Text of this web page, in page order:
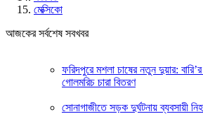
মেক্সিকো
আজকের সর্বশেষ সবখবর
ফরিদপুরে মশলা চাষের নতুন দুয়ার:
গোলমরিচ চারা বিতরণ
সোনাগাজীতে সড়ক দুর্ঘটনায় ব্যবসায়ী